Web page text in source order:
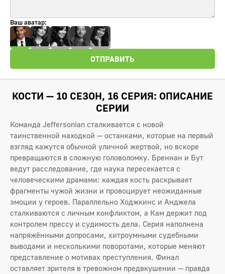
Ваш аватар:
ОТПРАВИТЬ
КОСТИ — 10 СЕЗОН, 16 СЕРИЯ: ОПИСАНИЕ
СЕРИИ
Команда Jeffersonian сталкивается с новой
таинственной находкой — останками, которые на первый
взгляд кажутся обычной уличной жертвой, но вскоре
превращаются в сложную головоломку. Бреннан и Бут
ведут расследование, где наука пересекается с
человеческими драмами: каждая кость раскрывает
фрагменты чужой жизни и провоцирует неожиданные
эмоции у героев. Параллельно Ходжкинс и Анджела
сталкиваются с личным конфликтом, а Кам держит под
контролем прессу и судимость дела. Серия наполнена
напряжёнными допросами, хитроумными судебными
выводами и несколькими поворотами, которые меняют
представление о мотивах преступления. Финал
оставляет зрителя в тревожном предвкушении — правда